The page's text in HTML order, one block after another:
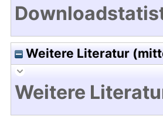
Weitere Literatur
Weitere